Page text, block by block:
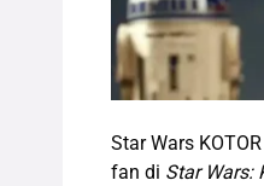
Star Wars
fan di Star Wars: